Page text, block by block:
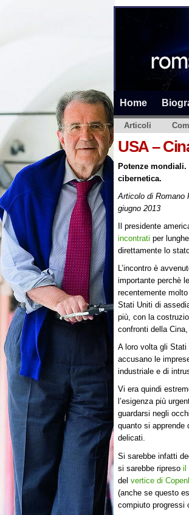
Home
Articoli
USA –
Potenze mondiali.
cibernetica.
Articolo di Romano
giugno 2013
Il presidente
incontrati per
direttamente lo
L’incontro è
importante perchè
recentemente
Stati Uniti di
più, con la
confronti della
A loro volta gli
accusano le
industriale e di
Vi era quindi
l’esigenza più
guardarsi negli
quanto si apprende
delicati.
Si sarebbe infatti
si sarebbe ripreso il
del vertice di
(anche se questo
compiuto progressi